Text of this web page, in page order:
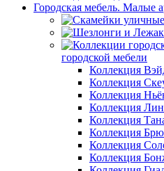
Городская мебель. Малые
городской мебели
Коллекция
Коллекция
Коллекция
Коллекция
Коллекция
Коллекция
Коллекция
Коллекция